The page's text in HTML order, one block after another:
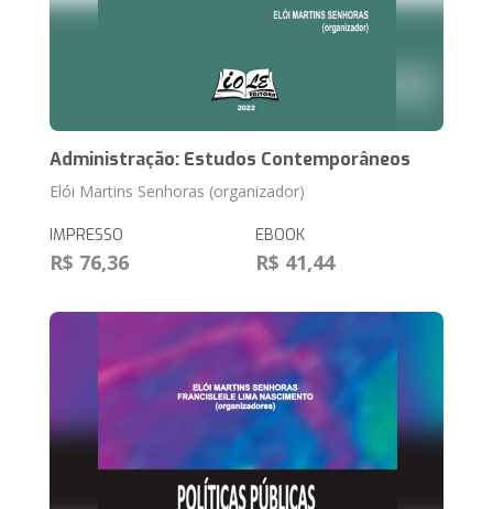
Administração: Estudos Contemporâneos
Elói Martins Senhoras (organizador)
IMPRESSO
R$ 76,36
EBOOK
R$ 41,44